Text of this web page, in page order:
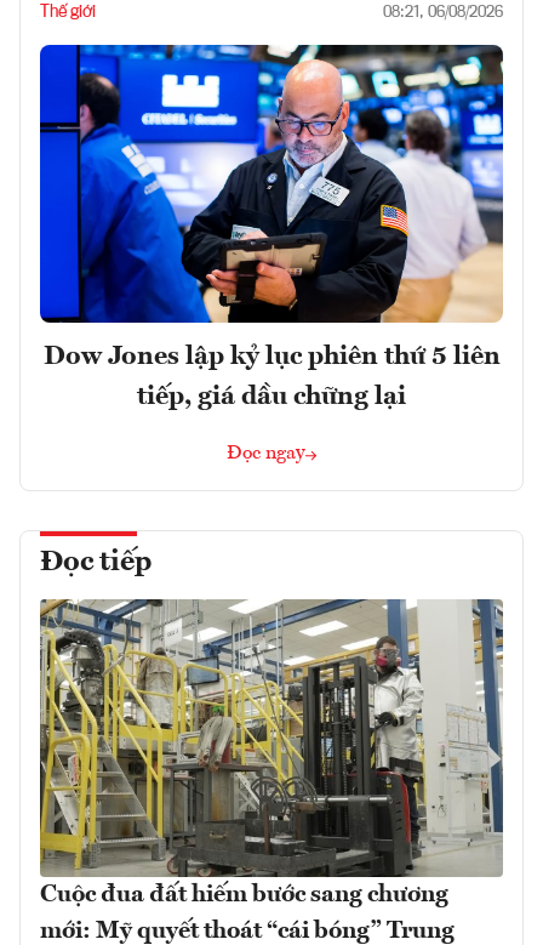
Thế giới 08:21, 06/08/2026
Dow Jones lập kỷ lục phiên thứ 5 liên
tiếp, giá dầu chững lại
Đọc ngay
Đọc tiếp
Cuộc đua đất hiếm bước sang chương
mới: Mỹ quyết thoát “cái bóng” Trung